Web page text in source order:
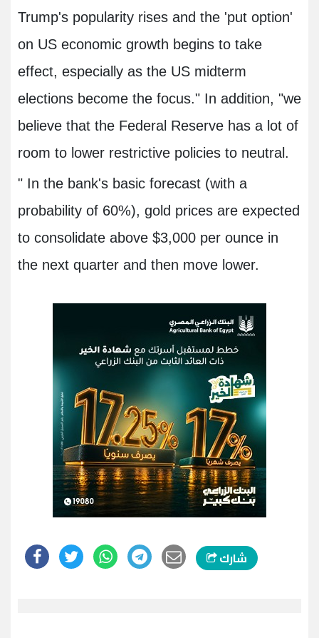
Trump's popularity rises and the 'put option'
on US economic growth begins to take
effect, especially as the US midterm
elections become the focus." In addition, "we
believe that the Federal Reserve has a lot of
room to lower restrictive policies to neutral.
" In the bank's basic forecast (with a
probability of 60%), gold prices are expected
to consolidate above $3,000 per ounce in
the next quarter and then move lower.
شارك